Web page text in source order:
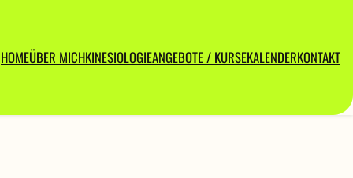
HOMEÜBER MICHKINESIOLOGIEANGEBOTE / KURSEKALENDERKONTAKT